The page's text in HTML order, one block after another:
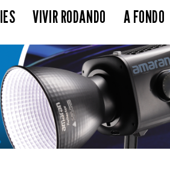
VIVIR RODANDO A FONDO